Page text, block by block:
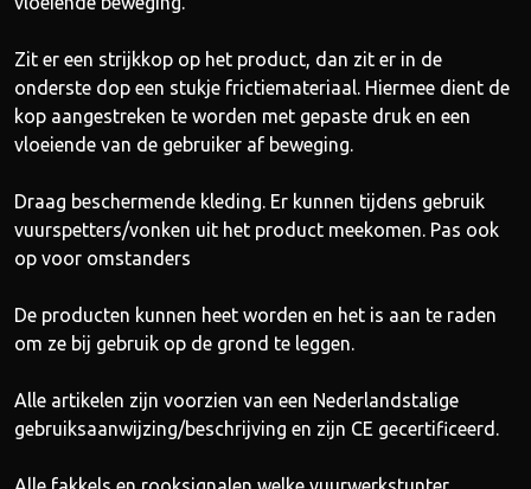
Zit er een strijkkop op het product, dan zit er in de
onderste dop een stukje frictiemateriaal. Hiermee dient de
kop aangestreken te worden met gepaste druk en een
vloeiende van de gebruiker af beweging.
Draag beschermende kleding. Er kunnen tijdens gebruik
vuurspetters/vonken uit het product meekomen. Pas ook
op voor omstanders
De producten kunnen heet worden en het is aan te raden
om ze bij gebruik op de grond te leggen.
Alle artikelen zijn voorzien van een Nederlandstalige
gebruiksaanwijzing/beschrijving en zijn CE gecertificeerd.